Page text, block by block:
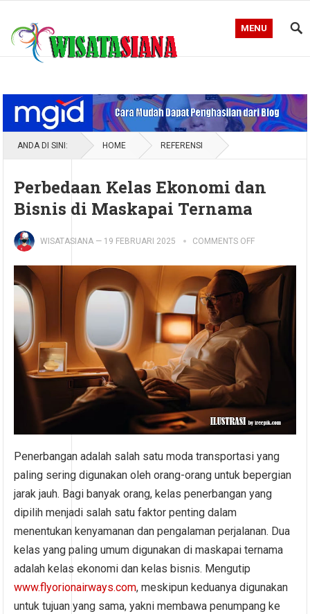
MENU
ANDA DI SINI: HOME REFERENSI
Perbedaan Kelas Ekonomi dan
Bisnis di Maskapai Ternama
WISATASIANA — 19 FEBRUARI 2025 COMMENTS OFF
Penerbangan adalah salah satu moda transportasi yang
paling sering digunakan oleh orang-orang untuk bepergian
jarak jauh. Bagi banyak orang, kelas penerbangan yang
dipilih menjadi salah satu faktor penting dalam
menentukan kenyamanan dan pengalaman perjalanan. Dua
kelas yang paling umum digunakan di maskapai ternama
adalah kelas ekonomi dan kelas bisnis. Mengutip
www.flyorionairways.com, meskipun keduanya digunakan
untuk tujuan yang sama, yakni membawa penumpang ke